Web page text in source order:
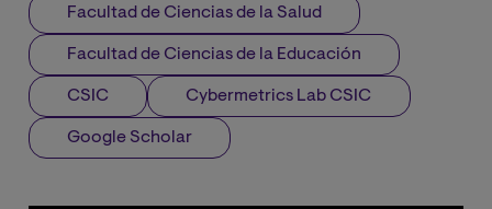
Facultad de Ciencias de la Salud
Facultad de Ciencias de la Educación
CSIC Cybermetrics Lab CSIC
Google Scholar